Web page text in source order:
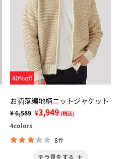
40%off
お洒落編地柄ニットジャケット
¥ 6,589 ¥3,949 (税込)
4colors
8件
チラ見をする